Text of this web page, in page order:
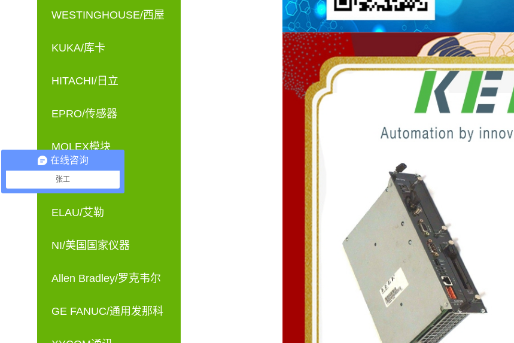
WESTINGHOUSE/西屋
KUKA/库卡
HITACHI/日立
EPRO/传感器
MOLEX模块
OTHERS
ELAU/艾勒
NI/美国国家仪器
Allen Bradley/罗克韦尔
GE FANUC/通用发那科
在线咨询
张工